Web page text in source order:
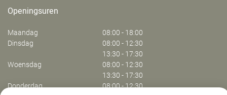
Openingsuren
Maandag
08:00 - 18:00
Dinsdag
08:00 - 12:30
13:30 - 17:30
Woensdag
08:00 - 12:30
13:30 - 17:30
Donderdag
08:00 - 12:30